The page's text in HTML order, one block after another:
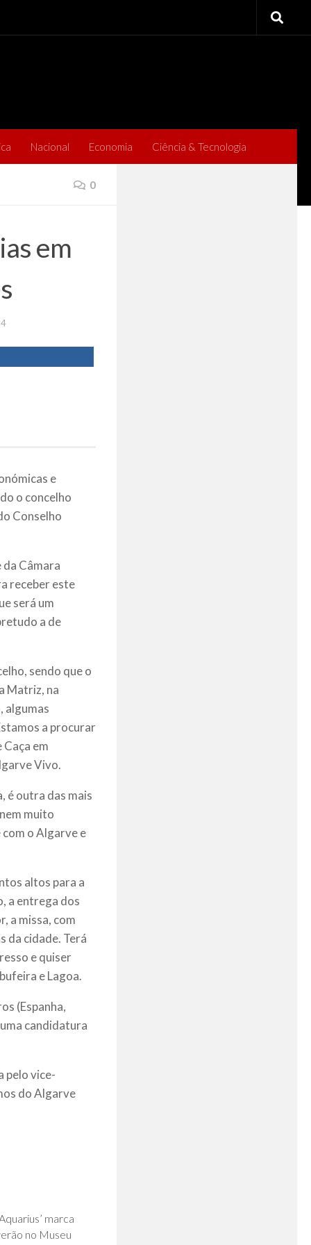
Nacional Economia Ciência & Tecnologia
0
em
e
o concelho
Conselho
Câmara
receber este
será um
a de
sendo que o
Matriz, na
algumas
a procurar
em
Vivo.
é outra das mais
muito
o Algarve e
altos para a
a entrega dos
a missa, com
da cidade. Terá
e quiser
e Lagoa.
(Espanha,
candidatura
pelo vice-
do Algarve
marca
no Museu